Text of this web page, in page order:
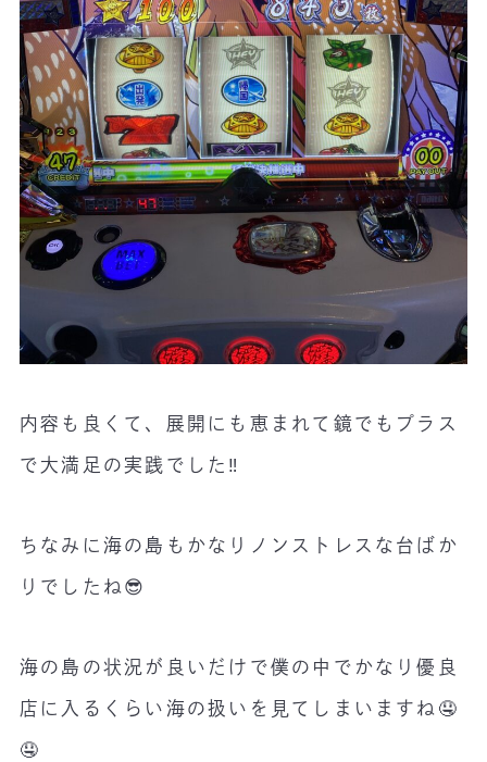
内容も良くて、展開にも恵まれて鏡でもプラス
で大満足の実践でした‼️
ちなみに海の島もかなりノンストレスな台ばか
りでしたね😎
海の島の状況が良いだけで僕の中でかなり優良
店に入るくらい海の扱いを見てしまいますね🤤
🤤